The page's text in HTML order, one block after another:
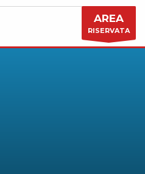
AREA
RISERVATA